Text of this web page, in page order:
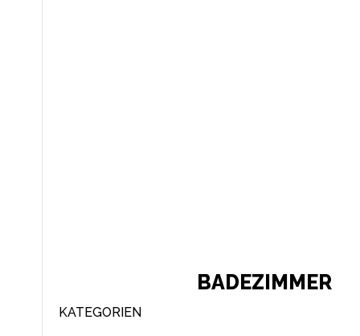
BADEZIMMER
KATEGORIEN